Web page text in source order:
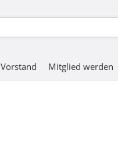
Vorstand Mitglied werden